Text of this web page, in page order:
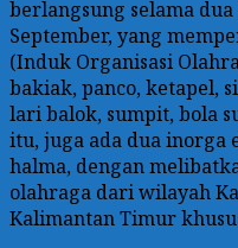
berlangsung selama
September, yang
(Induk Organisasi
bakiak, panco, ketapel,
lari balok, sumpit, bola
itu, juga ada dua inorga
halma, dengan
olahraga dari wilayah
Kalimantan Timur